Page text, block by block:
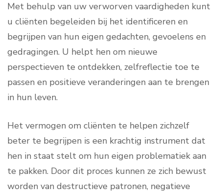
Met behulp van uw verworven vaardigheden kunt
u cliënten begeleiden bij het identificeren en
begrijpen van hun eigen gedachten, gevoelens en
gedragingen. U helpt hen om nieuwe
perspectieven te ontdekken, zelfreflectie toe te
passen en positieve veranderingen aan te brengen
in hun leven.
Het vermogen om cliënten te helpen zichzelf
beter te begrijpen is een krachtig instrument dat
hen in staat stelt om hun eigen problematiek aan
te pakken. Door dit proces kunnen ze zich bewust
worden van destructieve patronen, negatieve